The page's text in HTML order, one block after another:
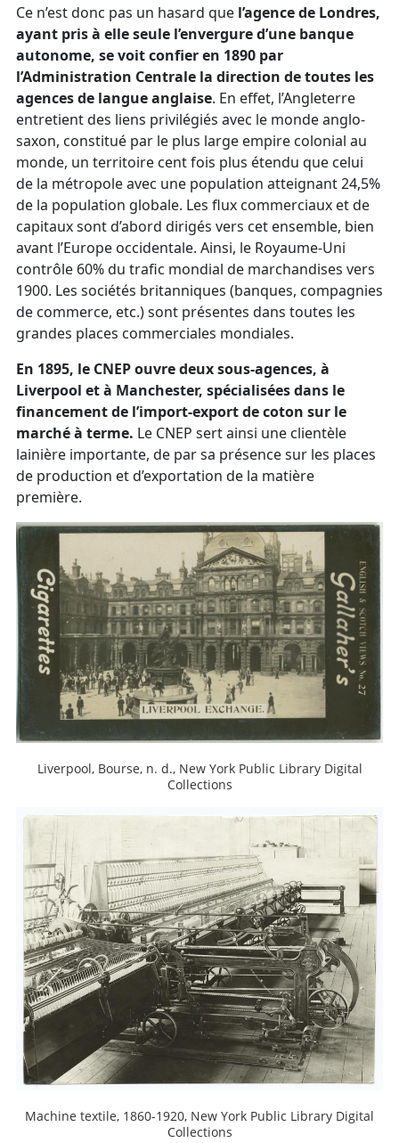
Ce n’est donc pas un hasard que l’agence de Londres,
ayant pris à elle seule l’envergure d’une banque
autonome, se voit confier en 1890 par
l’Administration Centrale la direction de toutes les
agences de langue anglaise. En effet, l’Angleterre
entretient des liens privilégiés avec le monde anglo-
saxon, constitué par le plus large empire colonial au
monde, un territoire cent fois plus étendu que celui
de la métropole avec une population atteignant 24,5%
de la population globale. Les flux commerciaux et de
capitaux sont d’abord dirigés vers cet ensemble, bien
avant l’Europe occidentale. Ainsi, le Royaume-Uni
contrôle 60% du trafic mondial de marchandises vers
1900. Les sociétés britanniques (banques, compagnies
de commerce, etc.) sont présentes dans toutes les
grandes places commerciales mondiales.
En 1895, le CNEP ouvre deux sous-agences, à
Liverpool et à Manchester, spécialisées dans le
financement de l’import-export de coton sur le
marché à terme. Le CNEP sert ainsi une clientèle
lainière importante, de par sa présence sur les places
de production et d’exportation de la matière
première.
Liverpool, Bourse, n. d., New York Public Library Digital
Collections
Machine textile, 1860-1920, New York Public Library Digital
Collections